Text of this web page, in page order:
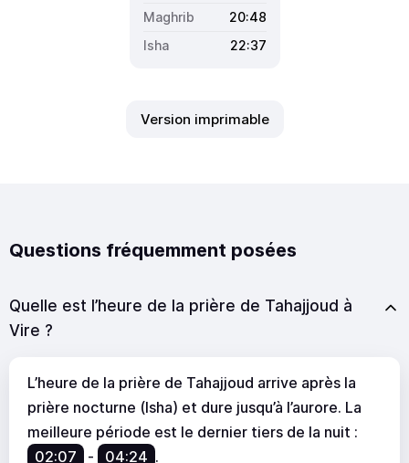
20:48
22:37
Version imprimable
Questions fréquemment posées
Quelle est l’heure de la prière de Tahajjoud à
Vire ?
L’heure de la prière de Tahajjoud arrive après la
prière nocturne (Isha) et dure jusqu’à l’aurore. La
meilleure période est le dernier tiers de la nuit :
02:07
- 04:24 .